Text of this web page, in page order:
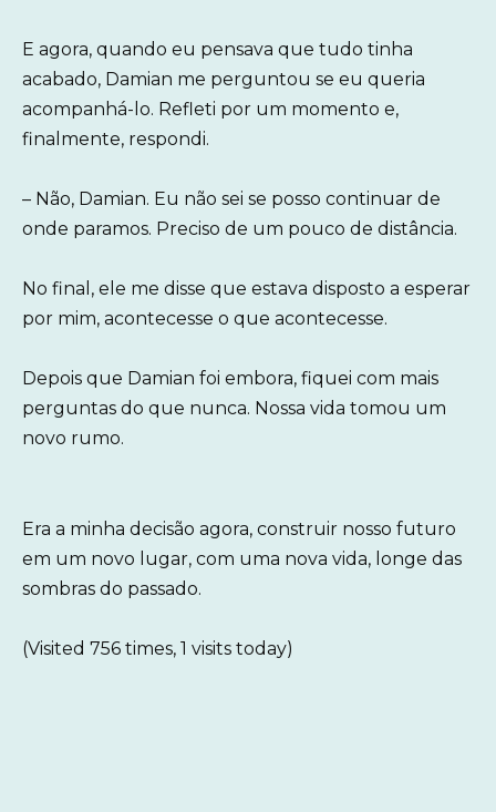
E agora, quando eu pensava que tudo tinha
acabado, Damian me perguntou se eu queria
acompanhá-lo. Refleti por um momento e,
finalmente, respondi.
– Não, Damian. Eu não sei se posso continuar de
onde paramos. Preciso de um pouco de distância.
No final, ele me disse que estava disposto a esperar
por mim, acontecesse o que acontecesse.
Depois que Damian foi embora, fiquei com mais
perguntas do que nunca. Nossa vida tomou um
novo rumo.
Era a minha decisão agora, construir nosso futuro
em um novo lugar, com uma nova vida, longe das
sombras do passado.
(Visited 756 times, 1 visits today)